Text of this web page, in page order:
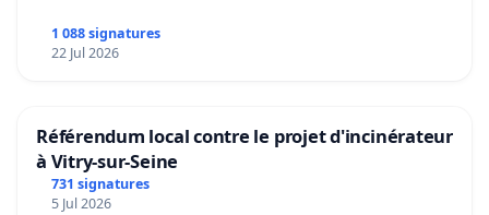
1 088 signatures
22 Jul 2026
Référendum local contre le projet d'incinérateur
à Vitry-sur-Seine
731 signatures
5 Jul 2026